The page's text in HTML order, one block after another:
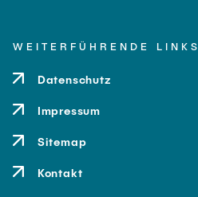
WEITERFÜHRENDE LINKS
Datenschutz
Impressum
Sitemap
Kontakt